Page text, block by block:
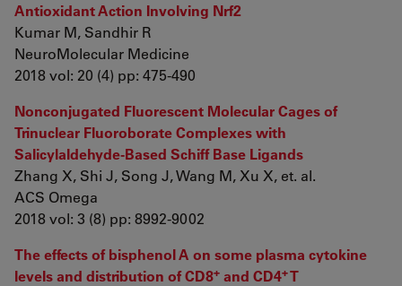
Antioxidant Action Involving Nrf2
Kumar M, Sandhir R
NeuroMolecular Medicine
2018 vol: 20 (4) pp: 475-490
Nonconjugated Fluorescent Molecular Cages of
Trinuclear Fluoroborate Complexes with
Salicylaldehyde-Based Schiff Base Ligands
Zhang X, Shi J, Song J, Wang M, Xu X, et. al.
ACS Omega
2018 vol: 3 (8) pp: 8992-9002
The effects of bisphenol A on some plasma cytokine
levels and distribution of CD8+ and CD4+T